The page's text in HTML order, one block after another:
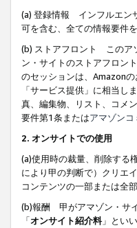
(a) 登録情報 インフルエン
可を含む、全ての情報要件
(b) ストアフロント このア
ン・サイトのストアフロン
のセッションは、Amazon
「サービス提供」に相当し
真、編集物、リスト、コメ
要件第1条またはアマゾン
2. オンサイトでの使用
(a)使用時の裁量、削除する
により甲の判断で）クリエ
コンテンツの一部または全
(b)報酬 甲がアマゾン・サ
「オンサイト紹介料」とい